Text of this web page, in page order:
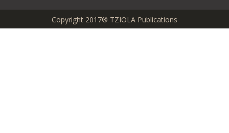
Copyright 2017® TZIOLA Publications